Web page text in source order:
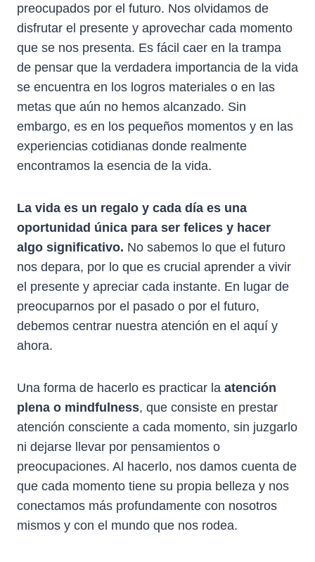
preocupados por el futuro. Nos olvidamos de
disfrutar el presente y aprovechar cada momento
que se nos presenta. Es fácil caer en la trampa
de pensar que la verdadera importancia de la vida
se encuentra en los logros materiales o en las
metas que aún no hemos alcanzado. Sin
embargo, es en los pequeños momentos y en las
experiencias cotidianas donde realmente
encontramos la esencia de la vida.
La vida es un regalo y cada día es una
oportunidad única para ser felices y hacer
algo significativo. No sabemos lo que el futuro
nos depara, por lo que es crucial aprender a vivir
el presente y apreciar cada instante. En lugar de
preocuparnos por el pasado o por el futuro,
debemos centrar nuestra atención en el aquí y
ahora.
Una forma de hacerlo es practicar la atención
plena o mindfulness, que consiste en prestar
atención consciente a cada momento, sin juzgarlo
ni dejarse llevar por pensamientos o
preocupaciones. Al hacerlo, nos damos cuenta de
que cada momento tiene su propia belleza y nos
conectamos más profundamente con nosotros
mismos y con el mundo que nos rodea.